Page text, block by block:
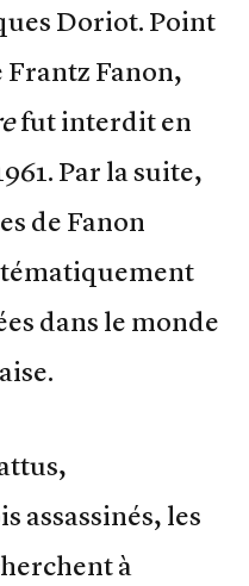
Doriot. Point
Frantz Fanon,
fut interdit en
Par la suite,
de Fanon
dans le monde
assassinés, les
à